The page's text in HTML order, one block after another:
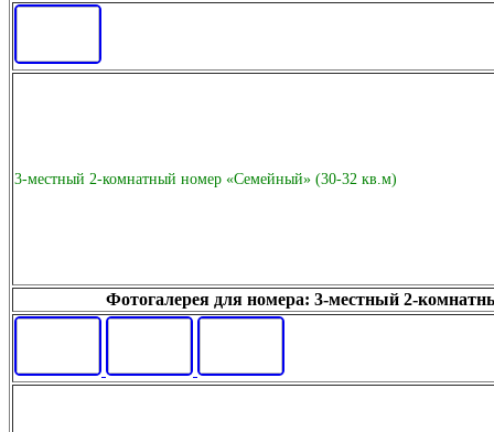
3-местный 2-комнатный номер «Семейный» (30-32 кв.м)
Фотогалерея для номера: 3-местный 2-